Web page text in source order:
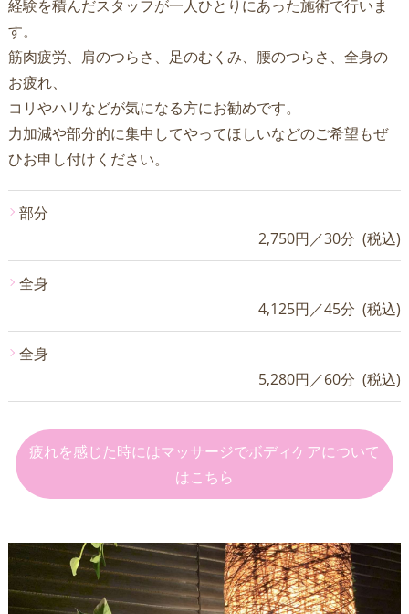
経験を積んだスタッフが一人ひとりにあった施術で行いま
す。
筋肉疲労、肩のつらさ、足のむくみ、腰のつらさ、全身の
お疲れ、
コリやハリなどが気になる方にお勧めです。
力加減や部分的に集中してやってほしいなどのご希望もぜ
ひお申し付けください。
部分
2,750円／30分 (税込)
全身
4,125円／45分 (税込)
全身
5,280円／60分 (税込)
疲れを感じた時にはマッサージでボディケアについて
はこちら